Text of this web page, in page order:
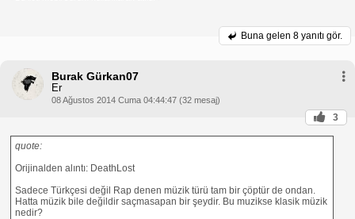
Buna gelen 8 yanıtı gör.
Burak Gürkan07
Er
08 Ağustos 2014 Cuma 04:44:47 (32 mesaj)
3
quote:
Orijinalden alıntı: DeathLost
Sadece Türkçesi değil Rap denen müzik türü tam bir çöptür de ondan.
Hatta müzik bile değildir saçmasapan bir şeydir. Bu muzikse klasik müzik
nedir?